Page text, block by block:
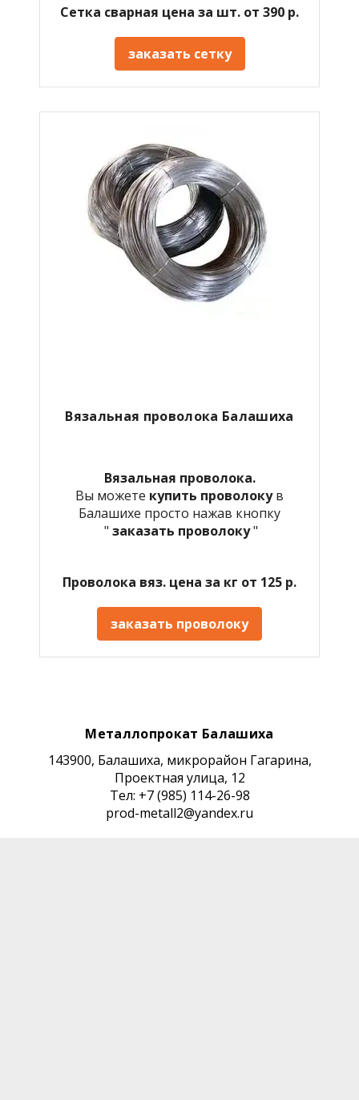
Сетка сварная цена за шт. от 390 р.
заказать сетку
Вязальная проволока Балашиха
Вязальная проволока.
Вы можете купить проволокув
Балашихе просто нажав кнопку
" заказать проволоку"
Проволока вяз. цена за кг от 125 р.
заказать проволоку
Металлопрокат Балашиха
143900, Балашиха, микрорайон Гагарина,
Проектная улица, 12
Тел: +7 (985) 114-26-98
prod-metall2@yandex.ru